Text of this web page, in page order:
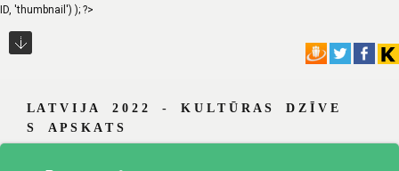
ID, 'thumbnail') ); ?>
L A T V I J A 2 0 2 2 - K U L T Ū R A S D Z Ī V E
S A P S K A T S